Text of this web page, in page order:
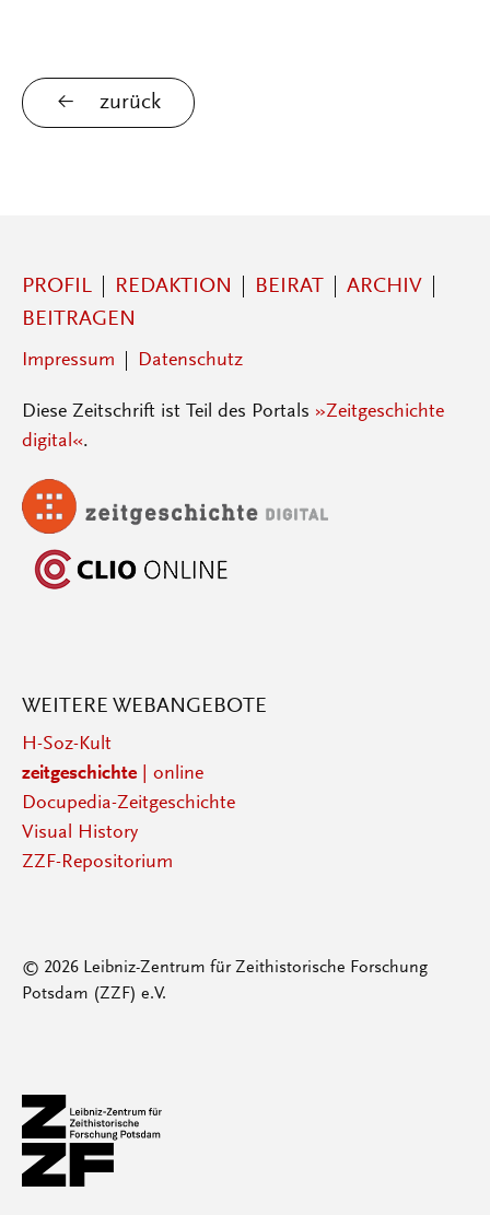
zurück
PROFIL REDAKTION BEIRAT
ARCHIV
BEITRAGEN
Impressum Datenschutz
Diese Zeitschrift ist Teil des Portals »Zeitgeschichte
digital«.
WEITERE WEBANGEBOTE
H-Soz-Kult
zeitgeschichte| online
Docupedia-Zeitgeschichte
Visual History
ZZF-Repositorium
© 2026 Leibniz-Zentrum für Zeithistorische Forschung
Potsdam (ZZF) e.V.